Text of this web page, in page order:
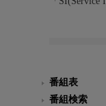
番組表
番組検索